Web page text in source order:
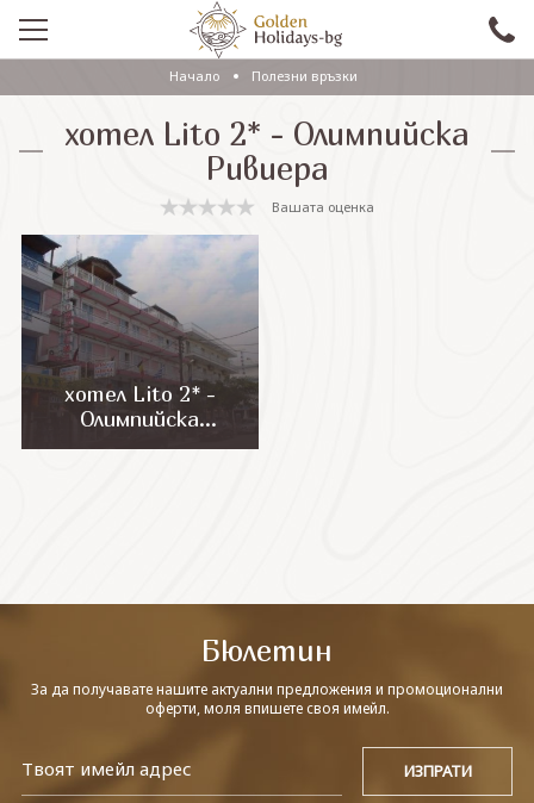
ПРОМО
EКСКУРЗИИ СЪС САМОЛЕТ
ЕКСКУРЗИИ С АВТОБУС
САМОЛЕТНИ ПОЧИВКИ
ПОЧИВКИ С АВТОБУС
ПРАЗНИЦИ
ЕКЗОТИКА
Начало Полезни връзки
хотел Lito 2* - Олимпийска
Ривиера
Вашата оценка
хотел Lito 2* -
Олимпийска
Ривиера
Бюлетин
За да получавате нашите актуални предложения и промоционални
оферти, моля впишете своя имейл.